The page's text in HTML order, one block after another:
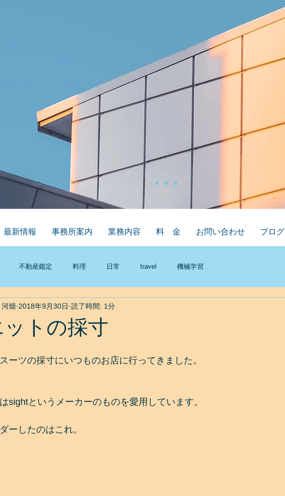
不動産鑑定 料理 日常 travel 機械学習
ットの採寸
畑 2018年9月30日 読了時間: 1分
ーツの採寸にいつものお店に行ってきました。
sightというメーカーのものを愛用しています。
ーしたのはこれ。
最新情報 事務所案内 業務内容 料 金 お問い合わせ ブログ